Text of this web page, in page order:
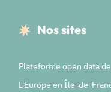
Nos sites
Plateforme open data
L'Europe en Île-de-